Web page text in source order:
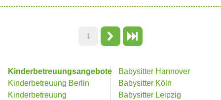
1
Kinderbetreuungsangebote
Kinderbetreuung Berlin
Kinderbetreuung
Babysitter Hannover
Babysitter Köln
Babysitter Leipzig